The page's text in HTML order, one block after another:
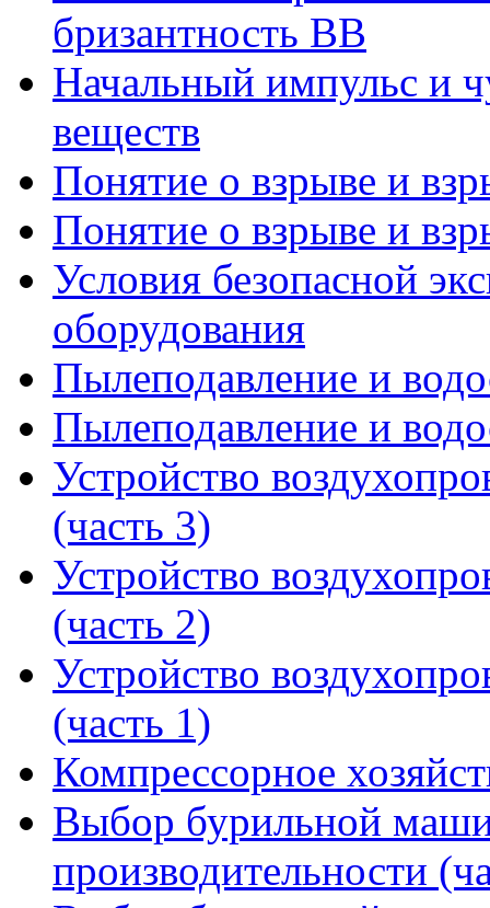
бризантность ВВ
Начальный импульс и
веществ
Понятие о взрыве и
Понятие о взрыве и
Условия безопасной
оборудования
Пылеподавление и
Пылеподавление и
Устройство
(часть 3)
Устройство
(часть 2)
Устройство
(часть 1)
Компрессорное
Выбор бурильной
производительности